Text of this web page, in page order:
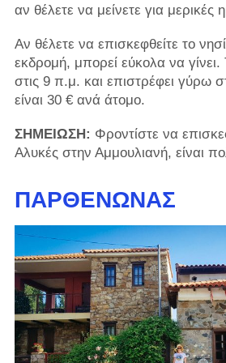
αν θέλετε να μείνετε για μερικές
Αν θέλετε να επισκεφθείτε το
εκδρομή, μπορεί εύκολα να
στις 9 π.μ. και επιστρέφει γύρω
είναι 30 € ανά άτομο.
ΣΗΜΕΙΩΣΗ: Φροντίστε να
Αλυκές στην Αμμουλιανή, είναι
ΠΑΡΘΕΝΏΝΑΣ